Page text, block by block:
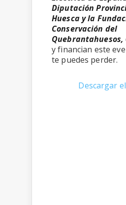
Diputación
Huesca y la
Conservación del
Quebrantahuesos,
y financian este
te puedes perder.
Descargar